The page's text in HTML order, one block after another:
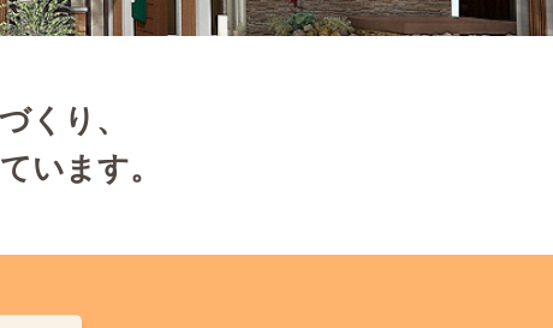
くり、
います。